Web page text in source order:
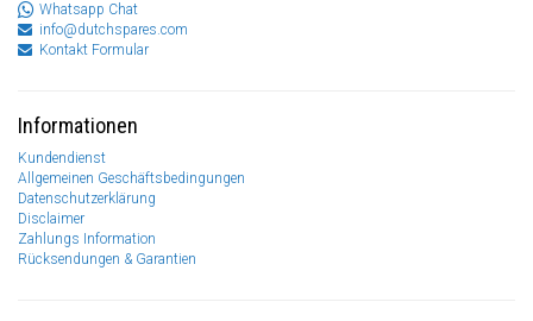
Whatsapp Chat
info@dutchspares.com
Kontakt Formular
Informationen
Kundendienst
Allgemeinen Geschäftsbedingungen
Datenschutzerklärung
Disclaimer
Zahlungs Information
Rücksendungen & Garantien